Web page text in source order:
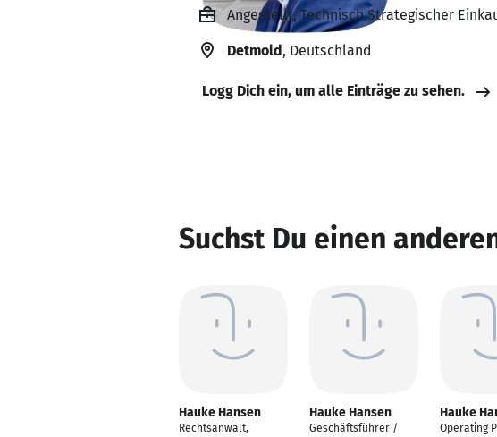
Angestellt, Technisch Strategischer
Detmold, Deutschland
Logg Dich ein, um alle Einträge zu sehen.
Suchst Du einen
Hauke Hansen
Rechtsanwalt,
Hauke Hansen
Geschäftsführer /
Hauke
Operating